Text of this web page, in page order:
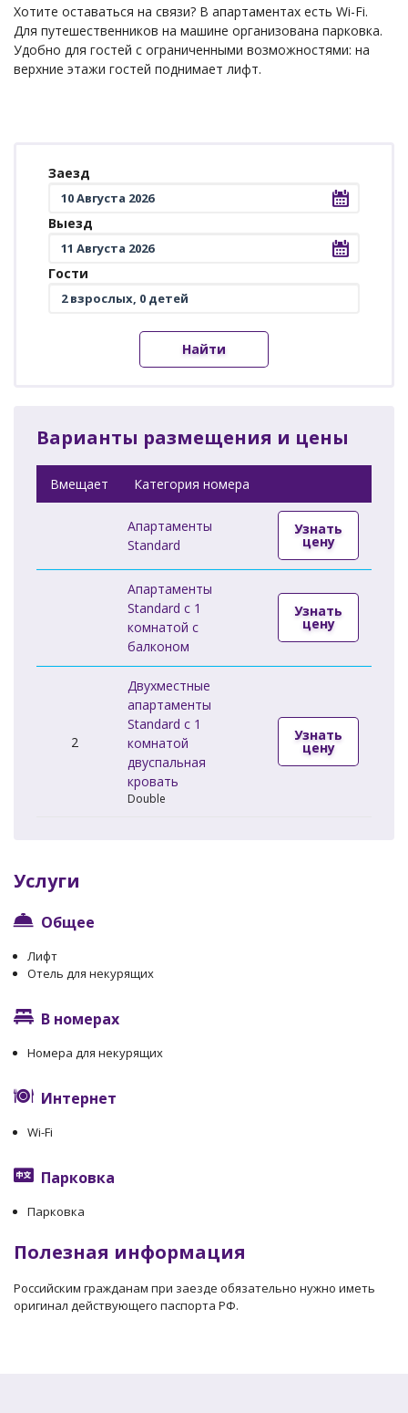
Хотите оставаться на связи? В апартаментах есть Wi-Fi.
Для путешественников на машине организована парковка.
Удобно для гостей с ограниченными возможностями: на
верхние этажи гостей поднимает лифт.
Заезд
Выезд
Гости
Найти
Варианты размещения и цены
Вмещает Категория номера
Апартаменты
Standard
Узнать
цену
Апартаменты
Standard c 1
комнатой с
балконом
Узнать
цену
2
Двухместные
апартаменты
Standard c 1
комнатой
двуспальная
кровать
Double
Узнать
цену
Услуги
Общее
Лифт
Отель для некурящих
В номерах
Номера для некурящих
Интернет
Wi-Fi
Парковка
Парковка
Полезная информация
Российским гражданам при заезде обязательно нужно иметь
оригинал действующего паспорта РФ.